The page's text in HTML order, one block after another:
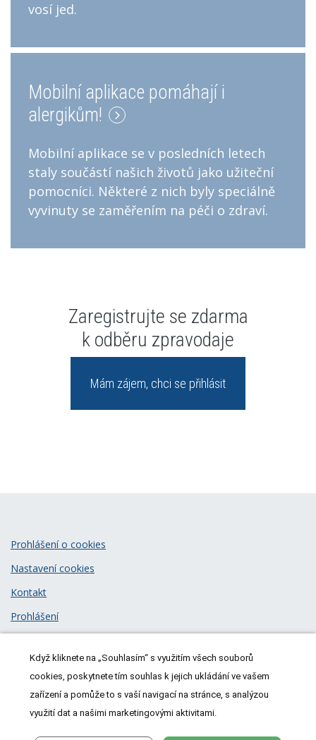
vosí jed.
Mobilní aplikace pomáhají i
alergikům!
Mobilní aplikace se v posledních letech
staly součástí našich životů jako užiteční
pomocníci. Některé z nich byly speciálně
vyvinuty se zaměřením na péči o zdraví.
Zaregistrujte se zdarma
k odběru zpravodaje
Mám zájem, chci se přihlásit
© 2026MeDitorial| ISSN 1805-3408
Prohlášení o cookies
Nastavení cookies
Kontakt
Prohlášení
Když kliknete na „Souhlasím“ s využitím všech souborů
cookies, poskytnete tím souhlas k jejich ukládání ve vašem
zařízení a pomůže to s vaší navigací na stránce, s analýzou
využití dat a našimi marketingovými aktivitami.